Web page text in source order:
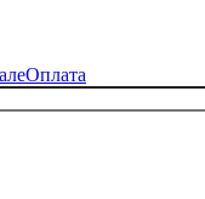
Оплата